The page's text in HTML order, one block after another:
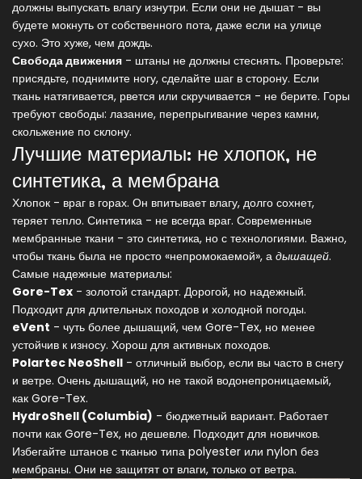
должны выпускать влагу изнутри. Если они не дышат - вы
будете мокнуть от собственного пота, даже если на улице
сухо. Это хуже, чем дождь.
Свобода движения - штаны не должны стеснять. Проверьте:
присядьте, поднимите ногу, сделайте шаг в сторону. Если
ткань натягивается, рвется или скручивается - не берите. Горы
требуют свободы: лазание, перепрыгивание через камни,
скольжение по склону.
Лучшие материалы: не хлопок, не
синтетика, а мембрана
Хлопок - враг в горах. Он впитывает влагу, долго сохнет,
теряет тепло. Синтетика - не всегда враг. Современные
мембранные ткани - это синтетика, но с технологиями. Важно,
чтобы ткань была не просто «непромокаемой», а дышащей.
Самые надежные материалы:
Gore-Tex - золотой стандарт. Дорогой, но надежный.
Подходит для длительных походов и холодной погоды.
eVent - чуть более дышащий, чем Gore-Tex, но менее
устойчив к износу. Хорош для активных походов.
Polartec NeoShell - отличный выбор, если вы часто в снегу
и ветре. Очень дышащий, но не такой водонепроницаемый,
как Gore-Tex.
HydroShell (Columbia) - бюджетный вариант. Работает
почти как Gore-Tex, но дешевле. Подходит для новичков.
Избегайте штанов с тканью типа polyester или nylon без
мембраны. Они не защитят от влаги, только от ветра.